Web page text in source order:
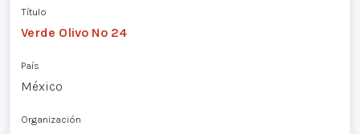
Título
Verde Olivo Nº 24
País
México
Organización